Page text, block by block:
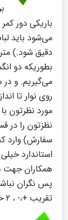
باریکی دور
می‌شود باید
دقیق شود.) متر
بطوریکه دو
می‌گیریم. و در
روی نوار تا
مورد نظرتون
نظزتون را
سفارش) وارد
استاندارد
همکاران جهت
پس نگران
تقریب +،- ، ۲ خواهد بود